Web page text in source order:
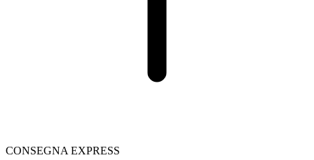
CONSEGNA EXPRESS